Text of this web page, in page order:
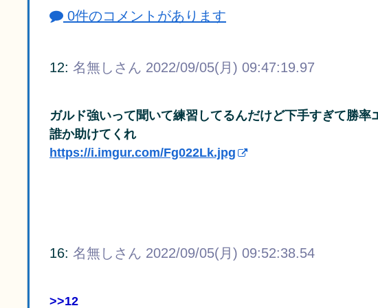
0件のコメントがあります
12: 名無しさん 2022/09/05(月) 09:47:19.97
ガルド強いって聞いて練習してるんだけど下手すぎて勝率
誰か助けてくれ
https://i.imgur.com/Fg022Lk.jpg
16: 名無しさん 2022/09/05(月) 09:52:38.54
>>12